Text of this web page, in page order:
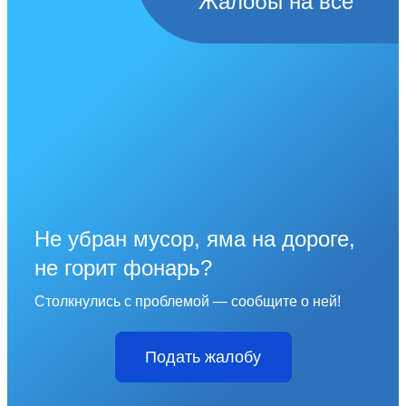
Не убран мусор, яма на дороге,
не горит фонарь?
Столкнулись с проблемой — сообщите о ней!
Подать жалобу